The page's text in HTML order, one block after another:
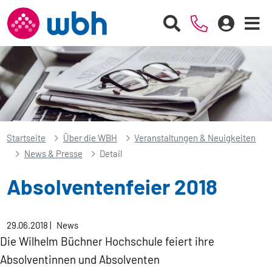
Startseite Über die WBH
Veranstaltungen & Neuigkeiten
News & Presse
Detail
Absolventenfeier 2018
29.06.2018| News
Die Wilhelm Büchner Hochschule feiert ihre
Absolventinnen und Absolventen